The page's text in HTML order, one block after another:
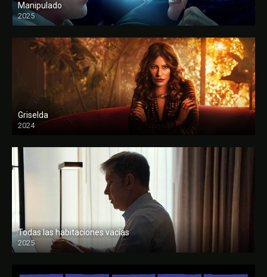
Manipulado
2025
Griselda
2024
Todas las habitaciones vacías
2025
FULL HD